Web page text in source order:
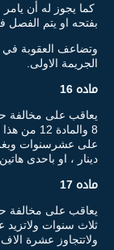
كما يجوز له أن يامر
بفتحه او يتم الفصل
وتضاعف العقوبة في
الجريمة الاولى.
ماده 16
8
على عشرسنوات
دينار ، او باحدى
ماده 17
ثلاث سنوات
ولاتتجاوز عشرة الاف